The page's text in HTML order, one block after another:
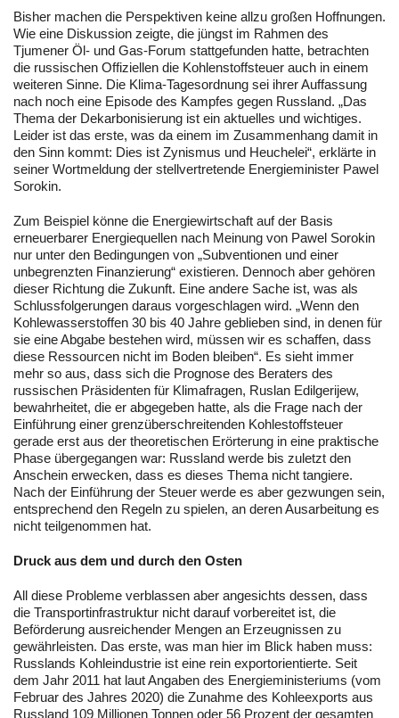
Bisher machen die Perspektiven keine allzu großen Hoffnungen.
Wie eine Diskussion zeigte, die jüngst im Rahmen des
Tjumener Öl- und Gas-Forum stattgefunden hatte, betrachten
die russischen Offiziellen die Kohlenstoffsteuer auch in einem
weiteren Sinne. Die Klima-Tagesordnung sei ihrer Auffassung
nach noch eine Episode des Kampfes gegen Russland. „Das
Thema der Dekarbonisierung ist ein aktuelles und wichtiges.
Leider ist das erste, was da einem im Zusammenhang damit in
den Sinn kommt: Dies ist Zynismus und Heuchelei“, erklärte in
seiner Wortmeldung der stellvertretende Energieminister Pawel
Sorokin.
Zum Beispiel könne die Energiewirtschaft auf der Basis
erneuerbarer Energiequellen nach Meinung von Pawel Sorokin
nur unter den Bedingungen von „Subventionen und einer
unbegrenzten Finanzierung“ existieren. Dennoch aber gehören
dieser Richtung die Zukunft. Eine andere Sache ist, was als
Schlussfolgerungen daraus vorgeschlagen wird. „Wenn den
Kohlewasserstoffen 30 bis 40 Jahre geblieben sind, in denen für
sie eine Abgabe bestehen wird, müssen wir es schaffen, dass
diese Ressourcen nicht im Boden bleiben“. Es sieht immer
mehr so aus, dass sich die Prognose des Beraters des
russischen Präsidenten für Klimafragen, Ruslan Edilgerijew,
bewahrheitet, die er abgegeben hatte, als die Frage nach der
Einführung einer grenzüberschreitenden Kohlestoffsteuer
gerade erst aus der theoretischen Erörterung in eine praktische
Phase übergegangen war: Russland werde bis zuletzt den
Anschein erwecken, dass es dieses Thema nicht tangiere.
Nach der Einführung der Steuer werde es aber gezwungen sein,
entsprechend den Regeln zu spielen, an deren Ausarbeitung es
nicht teilgenommen hat.
Druck aus dem und durch den Osten
All diese Probleme verblassen aber angesichts dessen, dass
die Transportinfrastruktur nicht darauf vorbereitet ist, die
Beförderung ausreichender Mengen an Erzeugnissen zu
gewährleisten. Das erste, was man hier im Blick haben muss:
Russlands Kohleindustrie ist eine rein exportorientierte. Seit
dem Jahr 2011 hat laut Angaben des Energieministeriums (vom
Februar des Jahres 2020) die Zunahme des Kohleexports aus
Russland 109 Millionen Tonnen oder 56 Prozent der gesamten